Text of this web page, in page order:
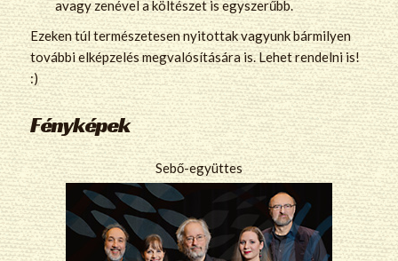
avagy zenével a költészet is egyszerűbb.
Ezeken túl természetesen nyitottak vagyunk bármilyen
további elképzelés megvalósítására is. Lehet rendelni is!
:)
Fényképek
Sebő-együttes